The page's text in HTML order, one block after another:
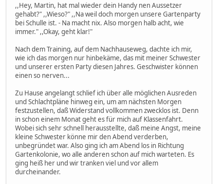
,,Hey, Martin, hat mal wieder dein Handy nen Aussetzer
gehabt?" ,,Wieso?" ,,Na weil doch morgen unsere Gartenparty
bei Schulle ist. - Na macht nix. Also morgen halb acht, wie
immer." ,,Okay, geht klar!"
Nach dem Training, auf dem Nachhauseweg, dachte ich mir,
wie ich das morgen nur hinbekäme, das mit meiner Schwester
und unserer ersten Party diesen Jahres. Geschwister können
einen so nerven...
Zu Hause angelangt schlief ich über alle möglichen Ausreden
und Schlachtpläne hinweg ein, um am nächsten Morgen
festzustellen, daß Widerstand vollkommen zwecklos ist. Denn
in schon einem Monat geht es für mich auf Klassenfahrt.
Wobei sich sehr schnell herausstellte, daß meine Angst, meine
kleine Schwester könne mir den Abend verderben,
unbegründet war. Also ging ich am Abend los in Richtung
Gartenkolonie, wo alle anderen schon auf mich warteten. Es
ging heiß her und wir tranken viel und vor allem
durcheinander.